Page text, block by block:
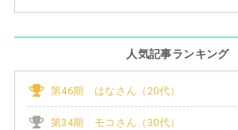
人気記事ランキング
第46期 はなさん（20代）
第34期 モコさん（30代）